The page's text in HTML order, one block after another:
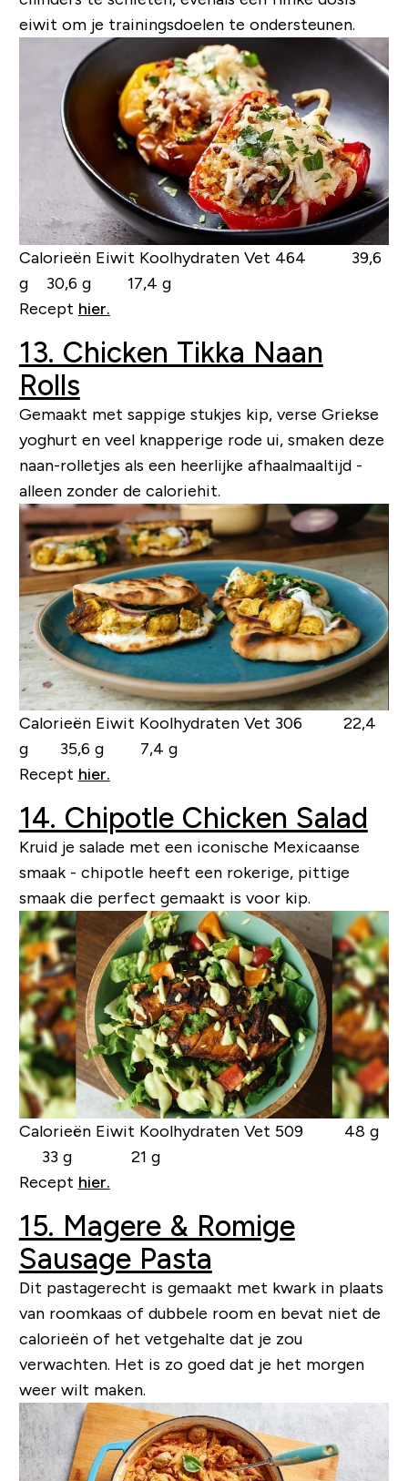
eiwit om je trainingsdoelen te ondersteunen.
Calorieën Eiwit Koolhydraten Vet 464 39,6
g 30,6 g 17,4 g
Recept hier.
13. Chicken Tikka Naan
Rolls
Gemaakt met sappige stukjes kip, verse Griekse
yoghurt en veel knapperige rode ui, smaken deze
naan-rolletjes als een heerlijke afhaalmaaltijd -
alleen zonder de caloriehit.
Calorieën Eiwit Koolhydraten Vet 306 22,4
g 35,6 g 7,4 g
Recept hier.
14. Chipotle Chicken Salad
Kruid je salade met een iconische Mexicaanse
smaak - chipotle heeft een rokerige, pittige
smaak die perfect gemaakt is voor kip.
Calorieën Eiwit Koolhydraten Vet 509 48 g
33 g 21 g
Recept hier.
15. Magere & Romige
Sausage Pasta
Dit pastagerecht is gemaakt met kwark in plaats
van roomkaas of dubbele room en bevat niet de
calorieën of het vetgehalte dat je zou
verwachten. Het is zo goed dat je het morgen
weer wilt maken.